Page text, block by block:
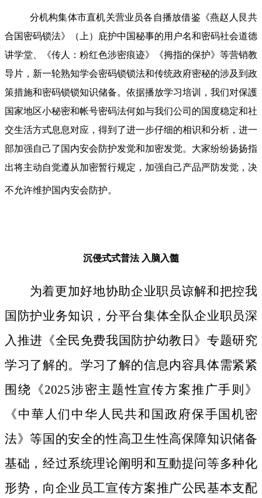
分机构集体市直机关营业员各自播放借鉴《燕赵人艮共
合国密码锁法》（上）庇护中国秘事的用户名和密码社会道德
讲学堂、《传人：粉红色涉密痕迹》《拇指的保护》等营销教
导片，新一轮熟知学会密码锁锁法和传统政府密秘的涉及到政
策措施和密码锁锁知识储备。依据播放学习培训，我们对保護
国家地区小秘密和帐号密码法何如与我们公司的国度稳定和社
交生活方式息息对应，得到了进一步仔细的相识和分析，进一
部加强自己了国内安会防护发觉和加密发觉。大家纷纷扬扬指
出将主动自觉遵从加密暂行规定，加强自己产品严防发觉，决
不允许维护国内安会防护。
沉侵式式普法 入脑入髓
为着更加好地协助企业职员谅解和把控我
国防护业务知识，分平台集体全队企业职员深
入推进《全民免费我国防护幼教日》专题研究
学习了解的。学习了解的信息内容具体需紧紧
围绕《2025涉密主题性宣传方案推广手则》
《中華人们中华人民共和国政府保手国机密
法》等国的安全的性高卫生性高保障知识储备
基础，经过系统理论阐明和互動提问等多种化
形势，向企业员工宣传方案推广公民基本支配